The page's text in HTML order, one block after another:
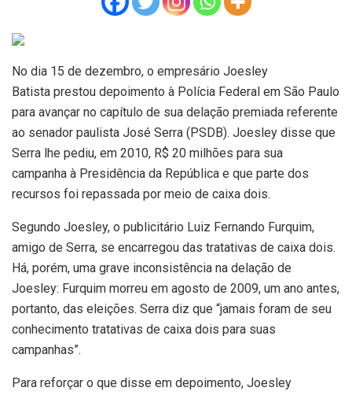
No dia 15 de dezembro, o empresário Joesley
Batista prestou depoimento à Polícia Federal em São Paulo
para avançar no capítulo de sua delação premiada referente
ao senador paulista José Serra (PSDB). Joesley disse que
Serra lhe pediu, em 2010, R$ 20 milhões para sua
campanha à Presidência da República e que parte dos
recursos foi repassada por meio de caixa dois.
Segundo Joesley, o publicitário Luiz Fernando Furquim,
amigo de Serra, se encarregou das tratativas de caixa dois.
Há, porém, uma grave inconsistência na delação de
Joesley: Furquim morreu em agosto de 2009, um ano antes,
portanto, das eleições. Serra diz que “jamais foram de seu
conhecimento tratativas de caixa dois para suas
campanhas”.
Para reforçar o que disse em depoimento, Joesley